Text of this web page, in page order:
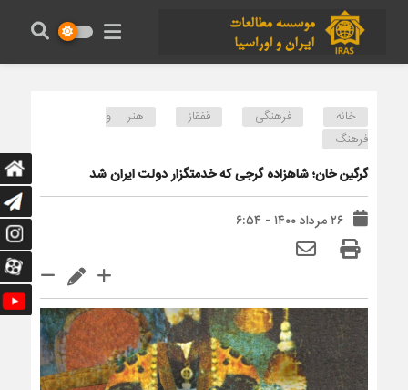
خانه فرهنگی قفقاز
هنر و
فرهنگ
گرگین خان؛ شاهزاده گرجی که خدمتگزار دولت ایران شد
۲۶ مرداد ۱۴۰۰ - ۶:۵۴